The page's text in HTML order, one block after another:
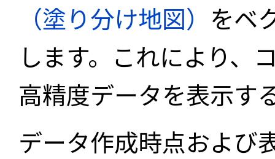
（塗り分け地図） をベ
します。これにより、
高精度データを表示す
データ作成時点および